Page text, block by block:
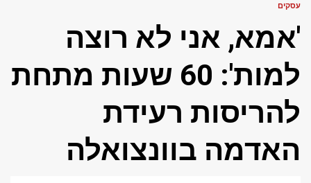
עסקים
'אמא, אני לא רוצה
למות': 60 שעות מתחת
להריסות רעידת
האדמה בוונצואלה